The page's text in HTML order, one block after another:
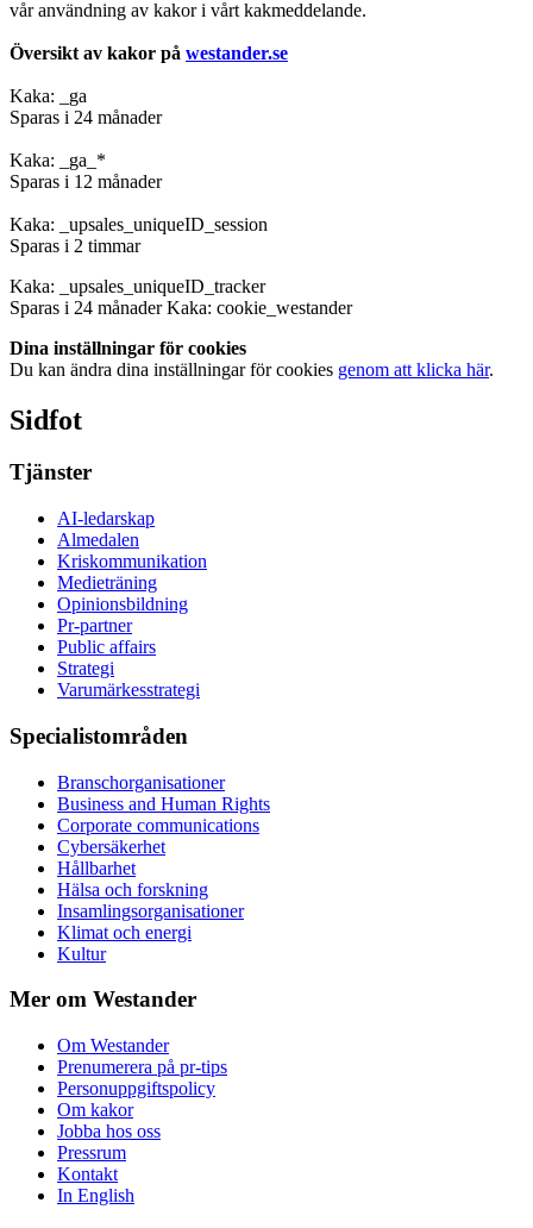
vår användning av kakor i vårt kakmeddelande.
Översikt av kakor på westander.se
Kaka: _ga
Sparas i 24 månader
Kaka: _ga_*
Sparas i 12 månader
Kaka: _upsales_uniqueID_session
Sparas i 2 timmar
Kaka: _upsales_uniqueID_tracker
Sparas i 24 månader Kaka: cookie_westander
Dina inställningar för cookies
Du kan ändra dina inställningar för cookies genom att klicka här.
Sidfot
Tjänster
AI-ledarskap
Almedalen
Kris­kommunikation
Medieträning
Opinionsbildning
Pr-partner
Public affairs
Strategi
Varumärkesstrategi
Specialistområden
Branschorganisationer
Business and Human Rights
Corporate communications
Cybersäkerhet
Hållbarhet
Hälsa och forskning
Insamlingsorganisationer
Klimat och energi
Kultur
Mer om Westander
Om Westander
Prenumerera på pr-tips
Personuppgiftspolicy
Om kakor
Jobba hos oss
Pressrum
Kontakt
In English